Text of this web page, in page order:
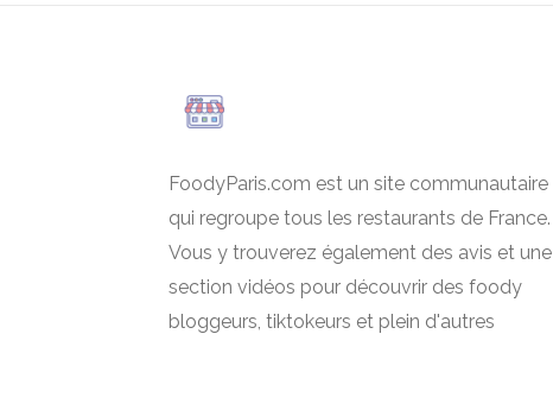
FoodyParis.com est un site communautaire
qui regroupe tous les restaurants de France.
Vous y trouverez également des avis et une
section vidéos pour découvrir des foody
bloggeurs, tiktokeurs et plein d'autres